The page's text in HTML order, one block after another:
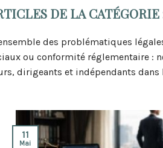
des problématiques
ou conformité réglementaire :
dirigeants et indépendants
11
Mai